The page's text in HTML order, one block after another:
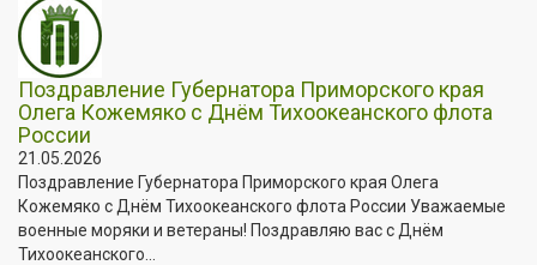
Поздравление Губернатора Приморского края
Олега Кожемяко с Днём Тихоокеанского флота
России
21.05.2026
Поздравление Губернатора Приморского края Олега
Кожемяко с Днём Тихоокеанского флота России Уважаемые
военные моряки и ветераны! Поздравляю вас с Днём
Тихоокеанского...